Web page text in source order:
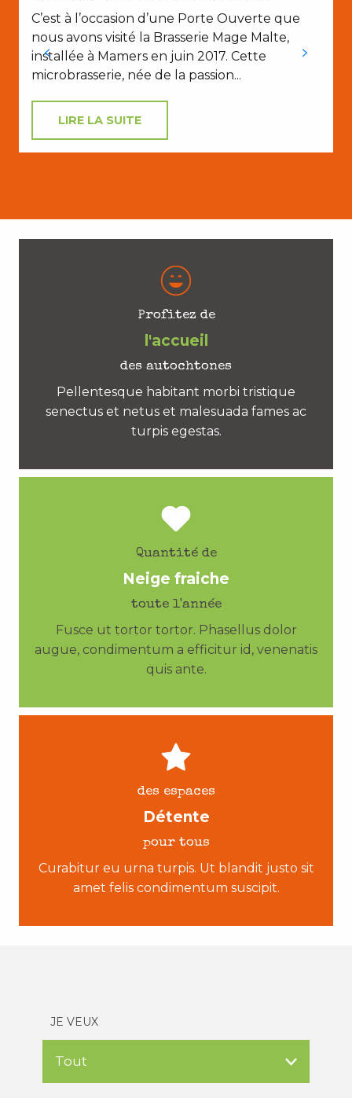
C’est à l’occasion d’une Porte Ouverte que
nous avons visité la Brasserie Mage Malte,
installée à Mamers en juin 2017. Cette
microbrasserie, née de la passion...
LIRE LA SUITE
Profitez de
l'accueil
des autochtones
Pellentesque habitant morbi tristique
senectus et netus et malesuada fames ac
turpis egestas.
Quantité de
Neige fraiche
toute l'année
Fusce ut tortor tortor. Phasellus dolor
augue, condimentum a efficitur id, venenatis
quis ante.
des espaces
Détente
pour tous
Curabitur eu urna turpis. Ut blandit justo sit
amet felis condimentum suscipit.
JE VEUX